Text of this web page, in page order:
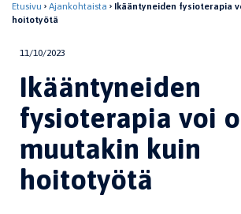
Etusivu Ajankohtaista
Ikääntyneiden fysioterapia
hoitotyötä
11/10/2023
Ikääntyneiden
fysioterapia voi
muutakin kuin
hoitotyötä